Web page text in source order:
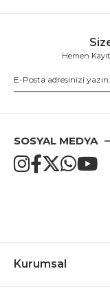
Hemen
SOSYAL MEDYA
Kurumsal